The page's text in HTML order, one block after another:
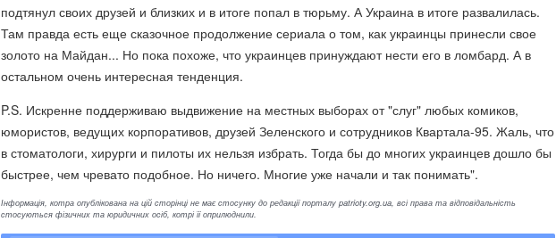
подтянул своих друзей и близких и в итоге попал в тюрьму. А Украина в итоге развалилась.
Там правда есть еще сказочное продолжение сериала о том, как украинцы принесли свое
золото на Майдан... Но пока похоже, что украинцев принуждают нести его в ломбард. А в
остальном очень интересная тенденция.
P.S. Искренне поддерживаю выдвижение на местных выборах от "слуг" любых комиков,
юмористов, ведущих корпоративов, друзей Зеленского и сотрудников Квартала-95. Жаль, что
в стоматологи, хирурги и пилоты их нельзя избрать. Тогда бы до многих украинцев дошло бы
быстрее, чем чревато подобное. Но ничего. Многие уже начали и так понимать".
Інформація, котра опублікована на цій сторінці не має стосунку до редакції порталу patrioty.org.ua, всі права та відповідальність
стосуються фізичних та юридичних осіб, котрі її оприлюднили.